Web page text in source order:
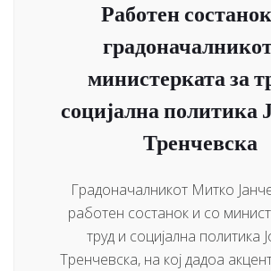
Работен
министерката за
социјална политика
Тренчевска
Градоначалникот Митко
работен состанок и со
труд и социјална политика
Тренчевска, на кој дадоа